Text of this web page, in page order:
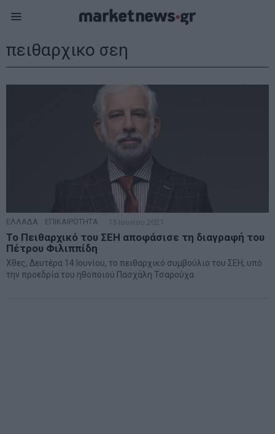
πειθαρχικο σεη
ΕΛΛΑΔΑ ΕΠΙΚΑΙΡΟΤΗΤΑ 15 Ιουνίου 2021
Το Πειθαρχικό του ΣΕΗ αποφάσισε τη διαγραφή του
Πέτρου Φιλιππίδη
Χθες, Δευτέρα 14 Ιουνίου, το πειθαρχικό συμβούλιο του ΣΕΗ, υπό
την προεδρία του ηθοποιού Πασχάλη Τσαρούχα